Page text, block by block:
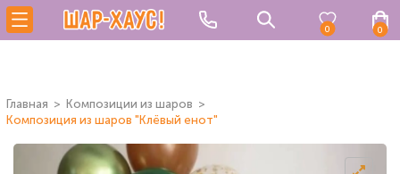
0 0
Главная
Композиции из шаров
Композиция из шаров "Клёвый енот"